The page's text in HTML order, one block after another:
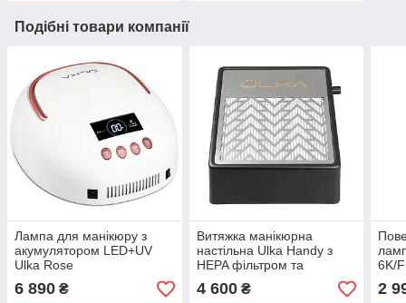
Подібні товари компанії
Лампа для манікюру з
акумулятором LED+UV
Ulka Rose
6 890 ₴
Витяжка манікюрна
настільна Ulka Handy з
HEPA фільтром та
функцією роботи від
повербанку, чорна
4 600₴
6K/
2